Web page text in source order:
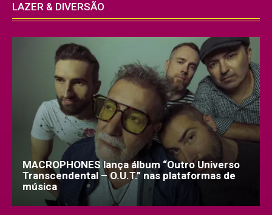
LAZER & DIVERSÃO
MACROPHONES lança álbum “Outro Universo
Transcendental – O.U.T.” nas plataformas de
música